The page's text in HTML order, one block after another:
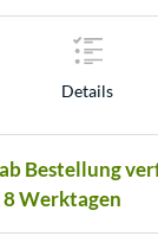
Details
Bestellung
8 Werktagen